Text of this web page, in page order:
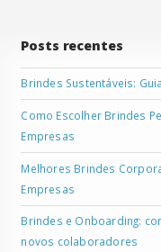
Posts recentes
Brindes Sustentáveis:
Como Escolher Brindes
Empresas
Melhores Brindes
Empresas
Brindes e Onboarding:
novos colaboradores